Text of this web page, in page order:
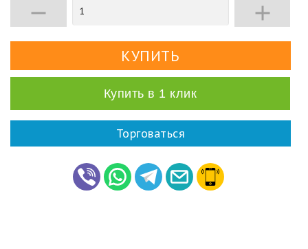
 
Купить в 1 клик
Торговаться